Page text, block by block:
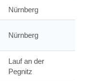
Nürnberg
Nürnberg
Lauf an der
Pegnitz